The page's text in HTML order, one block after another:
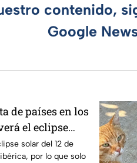
contenido,
Google
de países en los
el eclipse
será parcial
solar del 12 de
por lo que solo